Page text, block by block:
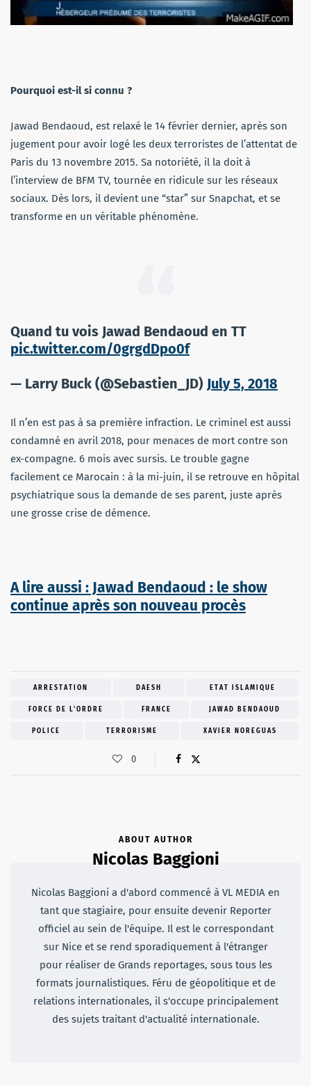
Pourquoi est-il si connu ?
Jawad Bendaoud, est relaxé le 14 février dernier, après son
jugement pour avoir logé les deux terroristes de l’attentat de
Paris du 13 novembre 2015. Sa notoriété, il la doit à
l’interview de BFM TV, tournée en ridicule sur les réseaux
sociaux. Dès lors, il devient une “star” sur Snapchat, et se
transforme en un véritable phénomène.
Quand tu vois Jawad Bendaoud en TT
pic.twitter.com/0grgdDpo0f
— Larry Buck (@Sebastien_JD) July 5, 2018
Il n’en est pas à sa première infraction. Le criminel est aussi
condamné en avril 2018, pour menaces de mort contre son
ex-compagne. 6 mois avec sursis. Le trouble gagne
facilement ce Marocain : à la mi-juin, il se retrouve en hôpital
psychiatrique sous la demande de ses parent, juste après
une grosse crise de démence.
A lire aussi : Jawad Bendaoud : le show
continue après son nouveau procès
ARRESTATION DAESH ETAT ISLAMIQUE
FORCE DE L'ORDRE FRANCE JAWAD BENDAOUD
POLICE TERRORISME XAVIER NOREGUAS
0
ABOUT AUTHOR
Nicolas Baggioni
Nicolas Baggioni a d'abord commencé à VL MEDIA en
tant que stagiaire, pour ensuite devenir Reporter
officiel au sein de l'équipe. Il est le correspondant
sur Nice et se rend sporadiquement à l'étranger
pour réaliser de Grands reportages, sous tous les
formats journalistiques. Féru de géopolitique et de
relations internationales, il s'occupe principalement
des sujets traitant d'actualité internationale.